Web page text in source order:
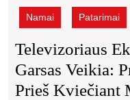
Namai Patarimai
Televizoriaus
Garsas Veikia:
Prieš Kviečiant